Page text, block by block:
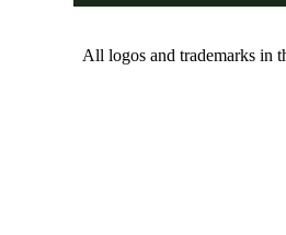
All logos and trademarks in